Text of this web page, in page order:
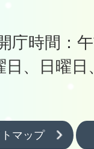
庁時間：
日、日曜
マップ